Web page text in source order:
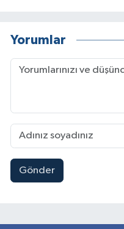
Yorumlar
Gönder